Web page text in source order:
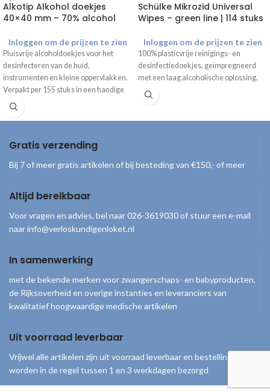
Alkotip Alkohol doekjes
40×40 mm – 70% alcohol
Inloggen om de prijzen te zien
Pluisvrije alcoholdoekjes voor het
desinfecteren van de huid,
instrumenten en kleine oppervlakken.
Verpakt per 155 stuks in een handige
dispenser.
Schülke Mikrozid Universal
Wipes – green line | 114 stuks
Inloggen om de prijzen te zien
100% plasticvrije reinigings- en
desinfectiedoekjes, geïmpregneerd
met een laag alcoholische oplossing.
Gratis verzending
Bij 7 of meer gratis artikelen of bij besteding van €150,- of meer
Altijd bereikbaar
Voor vragen en advies, bel naar 026-3619030 of stuur een e-mail
naar info@verloskundigenloket.nl
In samenwerking
met de bekende merken voor zwangerschaps- en babyproducten,
de Rijksoverheid en overige instanties en leveranciers van
kwalitatief hoogwaardige medische artikelen
Uit voorraad leverbaar
Vrijwel alle artikelen zijn uit voorraad leverbaar en bestellingen
worden in de regel tussen 1 en 3 werkdagen bezorgd